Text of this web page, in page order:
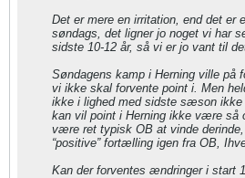
Det er mere en irritation, end det er
søndags, det ligner jo noget vi har
sidste 10-12 år, så vi er jo vant til
Søndagens kamp i Herning ville på
vi ikke skal forvente point i. Men
ikke i lighed med sidste sæson ikke
kan vil point i Herning ikke være så
være ret typisk OB at vinde
“positive” fortælling igen fra OB,
Kan der forventes ændringer i start